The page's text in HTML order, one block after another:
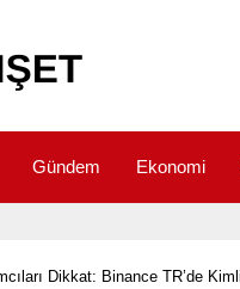
Gündem Ekonomi
Dikkat: Binance TR’de